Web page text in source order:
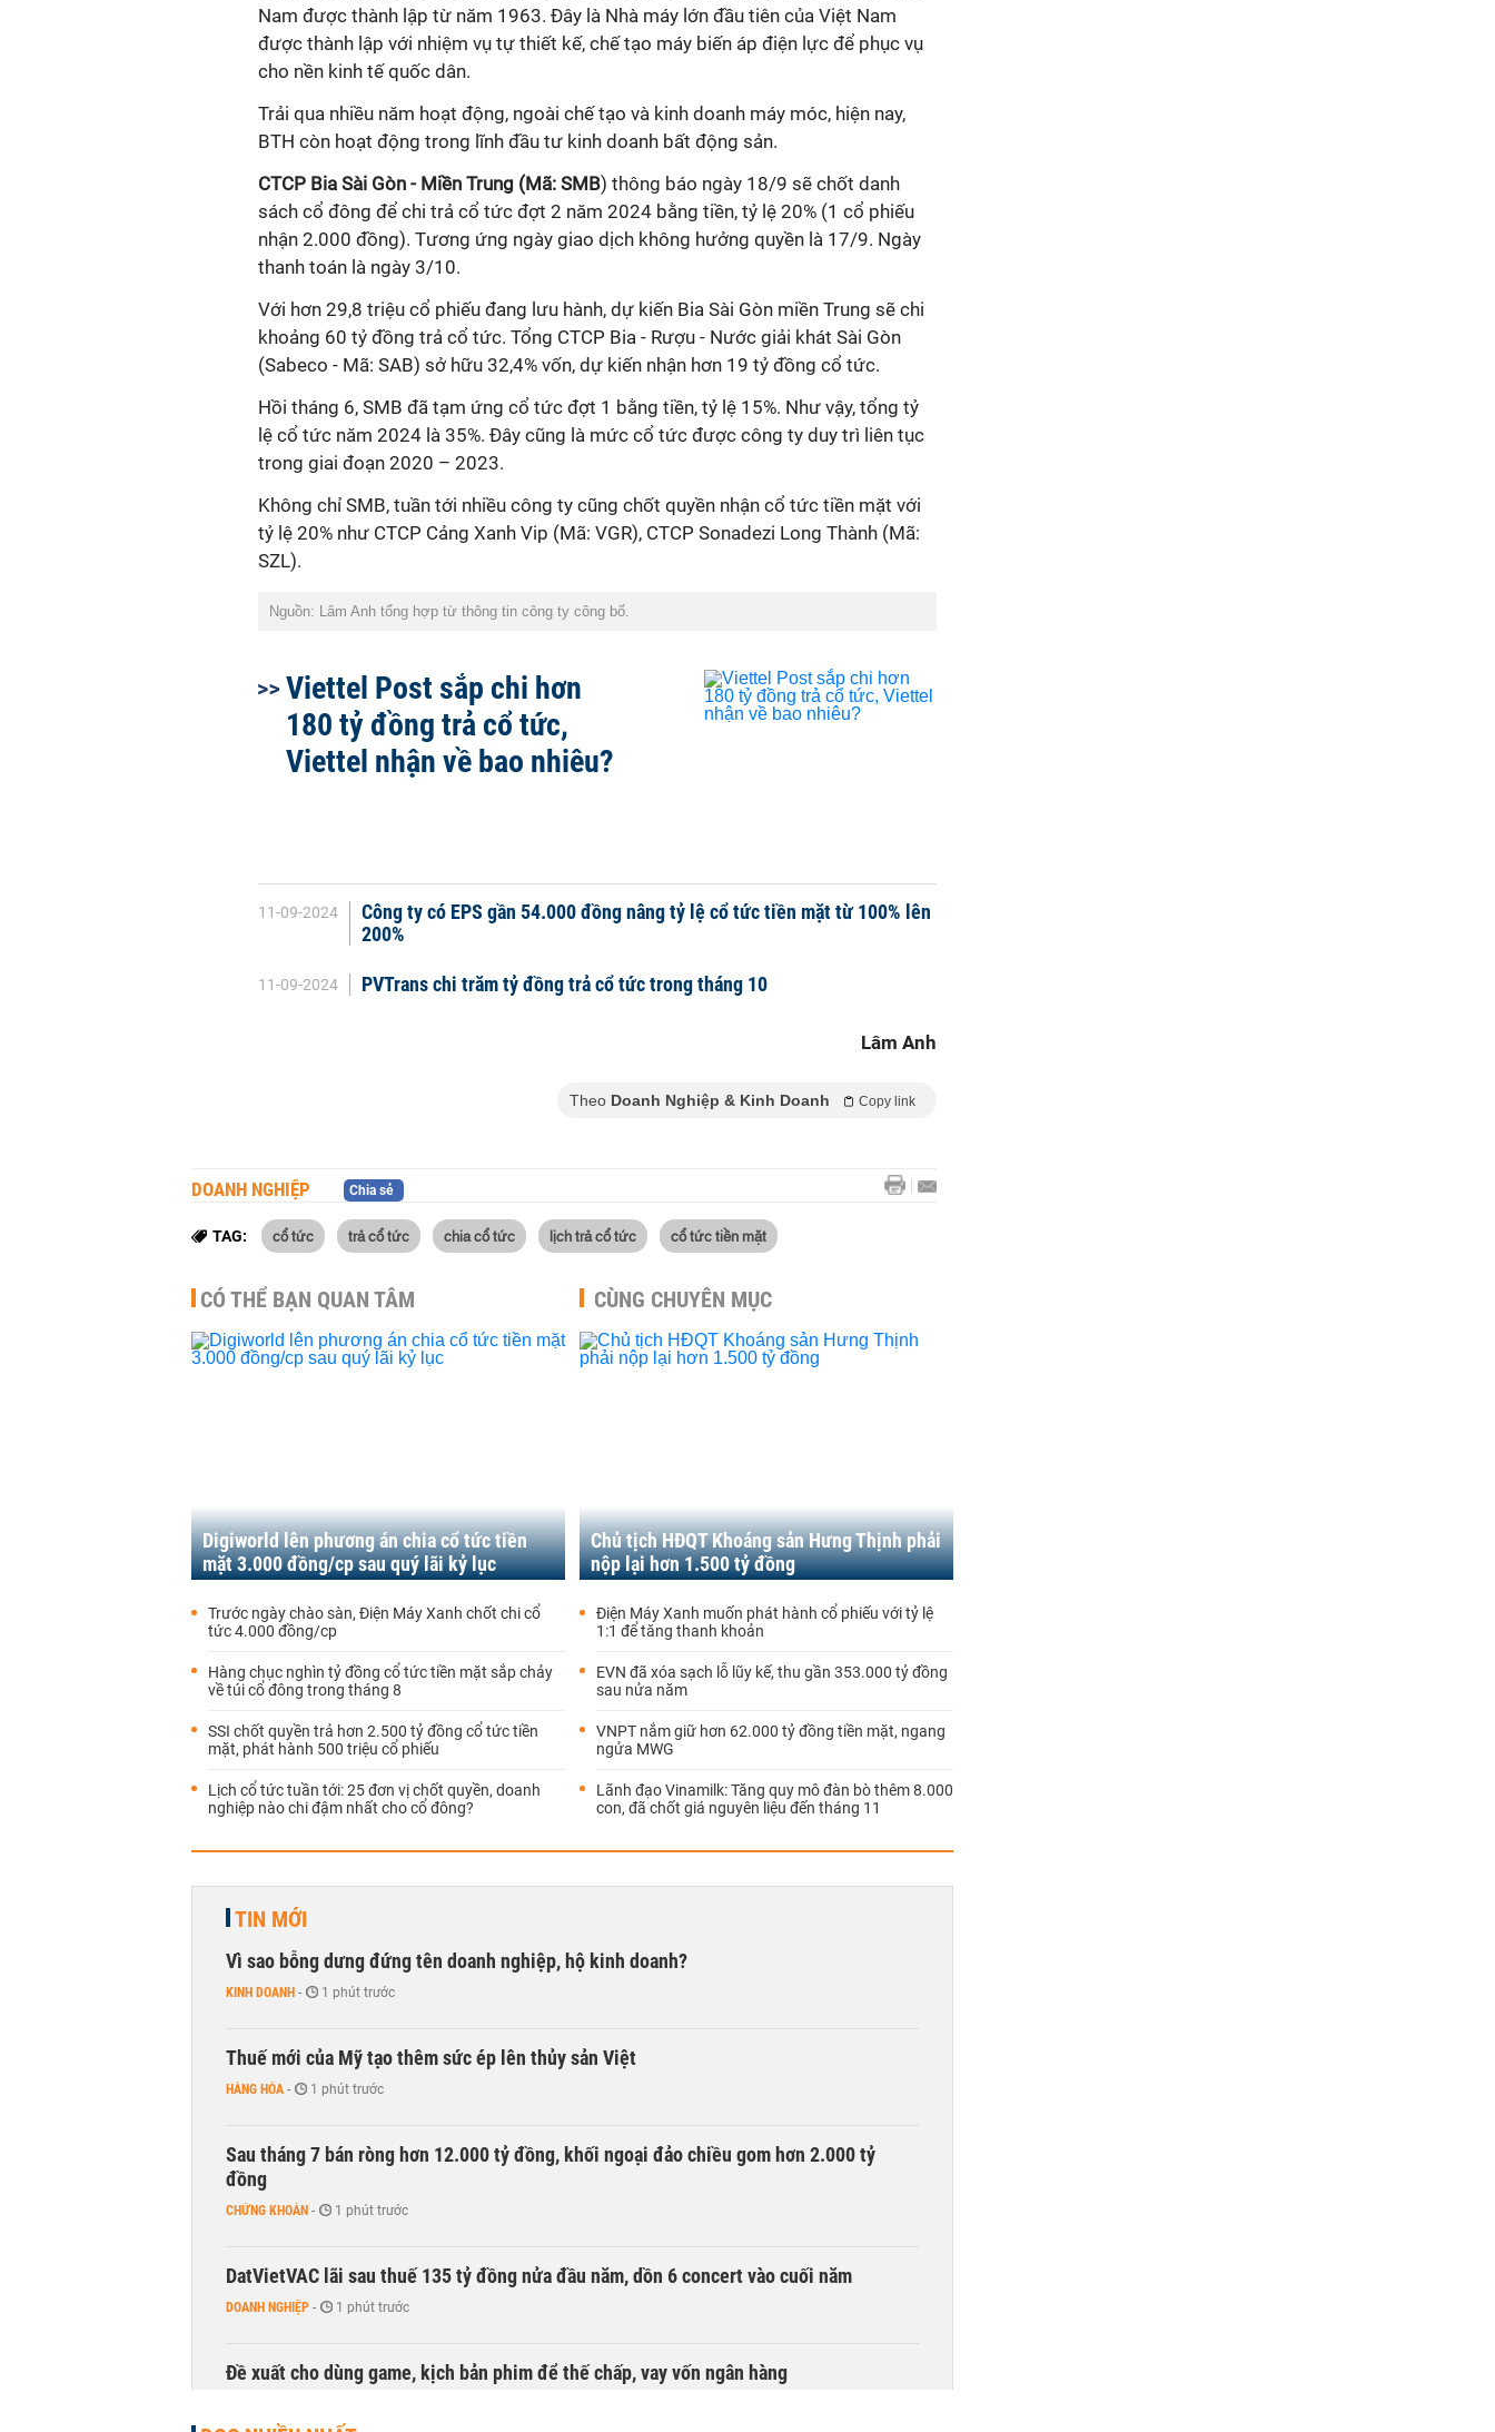
Nam được thành lập từ năm 1963. Đây là Nhà máy lớn đầu tiên của Việt Nam
được thành lập với nhiệm vụ tự thiết kế, chế tạo máy biến áp điện lực để phục vụ
cho nền kinh tếquốc dân.
Trải qua nhiều năm hoạt động, ngoài chế tạo và kinh doanh máy móc, hiện nay,
BTH còn hoạt động trong lĩnh đầu tư kinh doanh bất động sản.
CTCP Bia Sài Gòn - Miền Trung (Mã: SMB) thông báo ngày 18/9 sẽ chốt danh
sách cổ đông để chi trả cổ tức đợt 2 năm 2024 bằng tiền, tỷ lệ 20% (1 cổ phiếu
nhận 2.000 đồng). Tương ứng ngày giao dịch không hưởng quyền là 17/9. Ngày
thanh toán là ngày 3/10.
Với hơn 29,8 triệu cổ phiếu đang lưu hành, dự kiến Bia Sài Gòn miền Trung sẽ chi
khoảng 60 tỷ đồng trả cổ tức. Tổng CTCP Bia - Rượu - Nước giải khát Sài Gòn
(Sabeco - Mã: SAB) sở hữu 32,4% vốn, dự kiến nhận hơn 19 tỷ đồng cổ tức.
Hồi tháng 6, SMB đã tạm ứng cổ tức đợt 1 bằng tiền, tỷ lệ 15%. Như vậy, tổng tỷ
lệ cổ tức năm 2024 là 35%. Đây cũng là mức cổ tức được công ty duy trì liên tục
trong giai đoạn 2020 – 2023.
Không chỉ SMB, tuần tới nhiều công ty cũng chốt quyền nhận cổ tức tiền mặt với
tỷ lệ 20% như CTCP Cảng Xanh Vip (Mã: VGR), CTCP Sonadezi Long Thành (Mã:
SZL).
Nguồn: Lâm Anh tổng hợp từ thông tin công ty công bố.
Viettel Post sắp chi hơn
180 tỷ đồng trả cổ tức,
Viettel nhận về bao nhiêu?
11-09-2024
Công ty có EPS gần 54.000 đồng nâng tỷ lệ cổ tức tiền mặt từ 100% lên
200%
11-09-2024 PVTrans chi trăm tỷ đồng trả cổ tức trong tháng 10
Lâm Anh
Theo Doanh Nghiệp & Kinh Doanh Copy link
DOANH NGHIỆP Chia sẻ
TAG: cổ tức trả cổ tức chia cổ tức lịch trả cổ tức cổ tức tiền mặt
CÓ THỂ BẠN QUAN TÂM
Digiworld lên phương án chia cổ tức tiền
mặt 3.000 đồng/cp sau quý lãi kỷ lục
Trước ngày chào sàn, Điện Máy Xanh chốt chi cổ
tức 4.000 đồng/cp
Hàng chục nghìn tỷ đồng cổ tức tiền mặt sắp chảy
về túi cổ đông trong tháng 8
SSI chốt quyền trả hơn 2.500 tỷ đồng cổ tức tiền
mặt, phát hành 500 triệu cổ phiếu
Lịch cổ tức tuần tới: 25 đơn vị chốt quyền, doanh
nghiệp nào chi đậm nhất cho cổ đông?
CÙNG CHUYÊN MỤC
Chủ tịch HĐQT Khoáng sản Hưng Thịnh phải
nộp lại hơn 1.500 tỷ đồng
Điện Máy Xanh muốn phát hành cổ phiếu với tỷ lệ
1:1 để tăng thanh khoản
EVN đã xóa sạch lỗ lũy kế, thu gần 353.000 tỷ đồng
sau nửa năm
VNPT nắm giữ hơn 62.000 tỷ đồng tiền mặt, ngang
ngửa MWG
Lãnh đạo Vinamilk: Tăng quy mô đàn bò thêm 8.000
con, đã chốt giá nguyên liệu đến tháng 11
TIN MỚI
Vì sao bỗng dưng đứng tên doanh nghiệp, hộ kinh doanh?
KINH DOANH - 1 phút trước
Thuế mới của Mỹ tạo thêm sức ép lên thủy sản Việt
HÀNG HÓA - 1 phút trước
Sau tháng 7 bán ròng hơn 12.000 tỷ đồng, khối ngoại đảo chiều gom hơn 2.000 tỷ
đồng
CHỨNG KHOÁN - 1 phút trước
DatVietVAC lãi sau thuế 135 tỷ đồng nửa đầu năm, dồn 6 concert vào cuối năm
DOANH NGHIỆP - 1 phút trước
Đề xuất cho dùng game, kịch bản phim để thế chấp, vay vốn ngân hàng